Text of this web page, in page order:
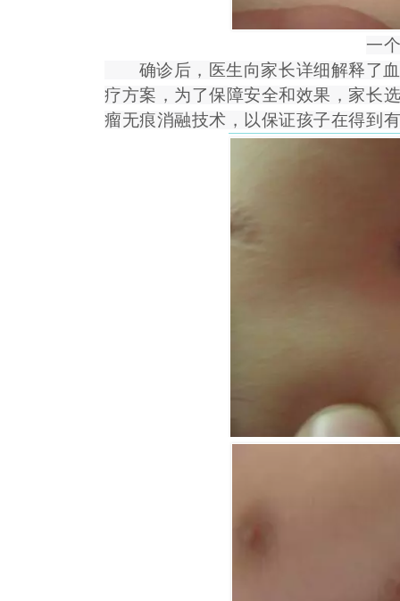
一
确诊后，医生向家长详细解释了血
疗方案，为了保障安全和效果，家长
瘤无痕消融技术，以保证孩子在得到